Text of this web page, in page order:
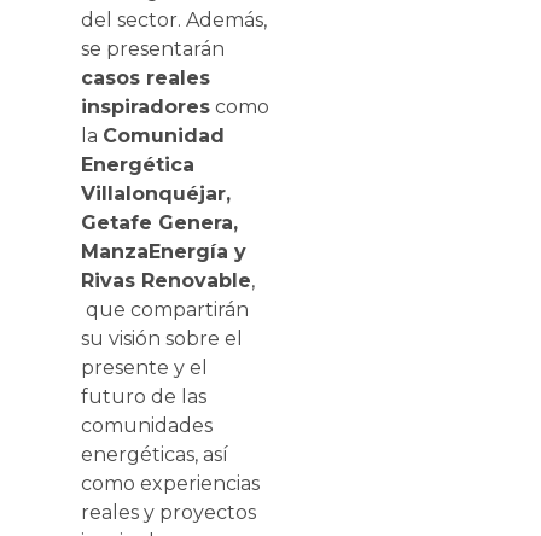
del sector. Además,
se presentarán
casos reales
inspiradores como
la Comunidad
Energética
Villalonquéjar,
Getafe Genera,
ManzaEnergía y
Rivas Renovable,
que compartirán
su visión sobre el
presente y el
futuro de las
comunidades
energéticas, así
como experiencias
reales y proyectos